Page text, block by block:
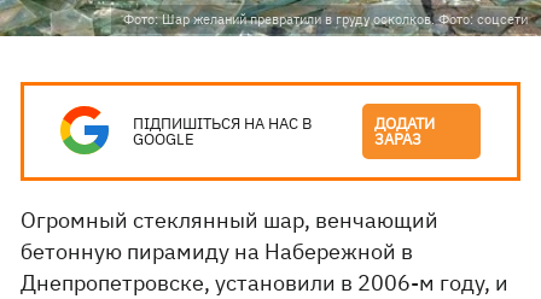
Фото: Шар желаний превратили в груду осколков. Фото: соцсети
ПІДПИШІТЬСЯ НА НАС В
GOOGLE
ДОДАТИ
ЗАРАЗ
Огромный стеклянный шар, венчающий
бетонную пирамиду на Набережной в
Днепропетровске, установили в 2006-м году, и